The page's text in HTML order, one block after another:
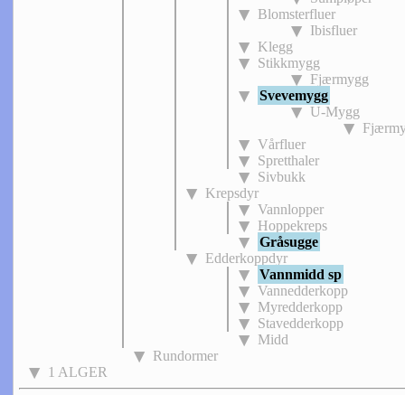
Blomsterfluer
Ibisfluer
Klegg
Stikkmygg
Fjærmygg
Svevemygg
U-Mygg
Vårfluer
Spretthaler
Sivbukk
Krepsdyr
Vannlopper
Hoppekreps
Gråsugge
Edderkoppdyr
Vannmidd sp
Vannedderkopp
Myredderkopp
Stavedderkopp
Midd
Rundormer
1 ALGER